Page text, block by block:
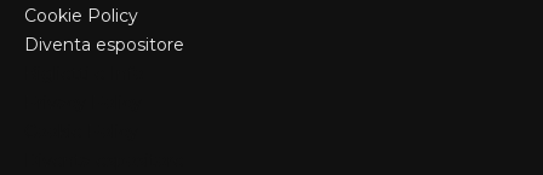
Cookie Policy
Diventa espositore